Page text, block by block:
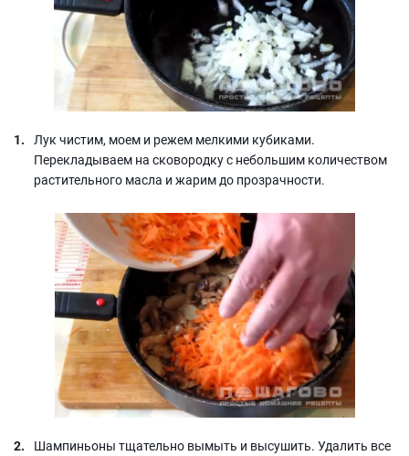
Лук чистим, моем и режем мелкими кубиками.
Перекладываем на сковородку с небольшим количеством
растительного масла и жарим до прозрачности.
Шампиньоны тщательно вымыть и высушить. Удалить все